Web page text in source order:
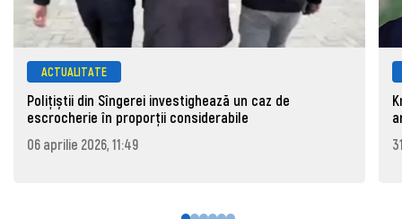
ACTUALITATE
Polițiștii din Sîngerei investighează un caz de
escrocherie în proporții considerabile
06 aprilie 2026, 11:49